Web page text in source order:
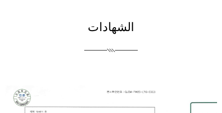
الشهادات